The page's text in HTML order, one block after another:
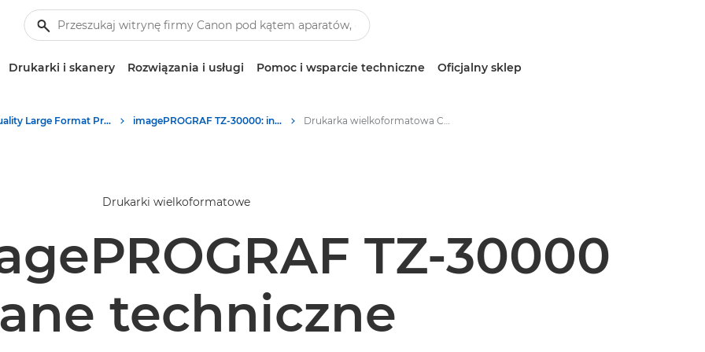
Drukarki i skanery Rozwiązania i usługi Pomoc i wsparcie techniczne Oficjalny sklep
High-Quality Large Format Printers for CAD/GIS and Stunning Graphics imagePROGRAF TZ-30000: innowacyjny druk wielkoformatowy Drukarka wielkoformatowa Canon imagePROGRAF TZ – dane techniczne
Drukarki wielkoformatowe
TZ-30000
techniczne